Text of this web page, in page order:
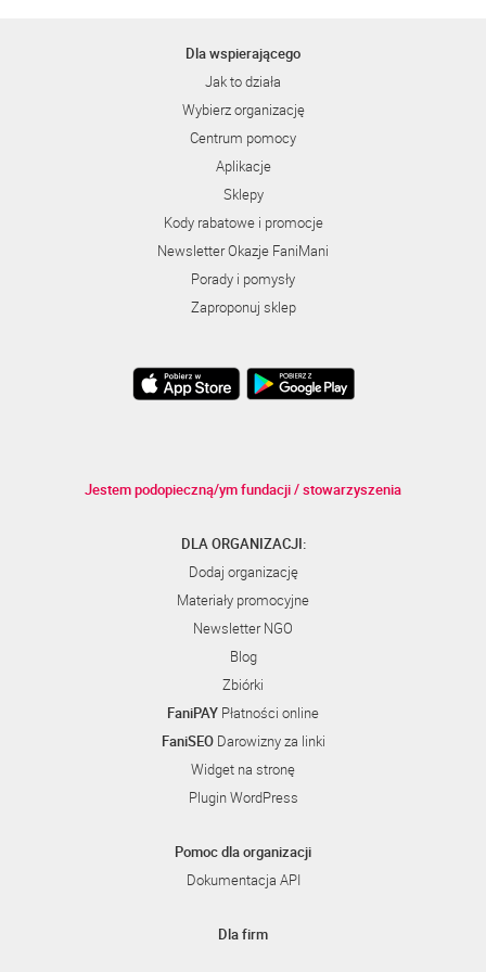
Dla wspierającego
Jak to działa
Wybierz organizację
Centrum pomocy
Aplikacje
Sklepy
Kody rabatowe i promocje
Newsletter Okazje FaniMani
Porady i pomysły
Zaproponuj sklep
Jestem podopieczną/ym fundacji / stowarzyszenia
DLA ORGANIZACJI:
Dodaj organizację
Materiały promocyjne
Newsletter NGO
Blog
Zbiórki
FaniPAY Płatności online
FaniSEODarowizny za linki
Widget na stronę
Plugin WordPress
Pomoc dla organizacji
Dokumentacja API
Dla firm